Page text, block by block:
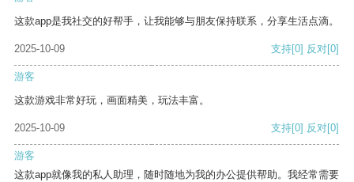
这款app是我社交的好帮手，让我能够与朋友保持联系，分享生活点滴。
2025-10-09 支持[0] 反对[0]
游客
这款游戏非常好玩，画面精美，玩法丰富。
2025-10-09 支持[0] 反对[0]
游客
这款app就像我的私人助理，随时随地为我的办公提供帮助。我经常需要